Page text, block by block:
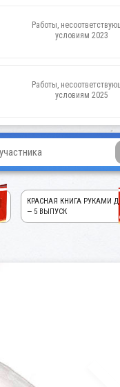
Работы,
условиям 2023
Работы,
условиям 2025
КРАСНАЯ КНИГА РУКАМИ
— 5 ВЫПУСК